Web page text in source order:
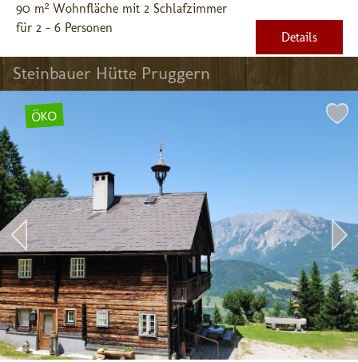
90 m² Wohnfläche mit 2 Schlafzimmer
für 2 - 6 Personen
Details
Steinbauer Hütte Pruggern
ÖKO